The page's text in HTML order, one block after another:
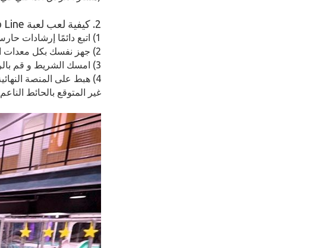
2. كيفية لعب لعبة Zip Line في الأماكن المغلقة
1) اتبع دائمًا إرشادات حارس السلامة.
2) جهز نفسك بكل معدات السلامة مثل الحزام، والخوذة، وحلقة الربط، وما إلى ذلك.
3) امسك الشريط و قم بالركوب من المنصة العالية إلى المنصة المنخفضة.
4) هبط على المنصة
غير المتوقع بالحائط